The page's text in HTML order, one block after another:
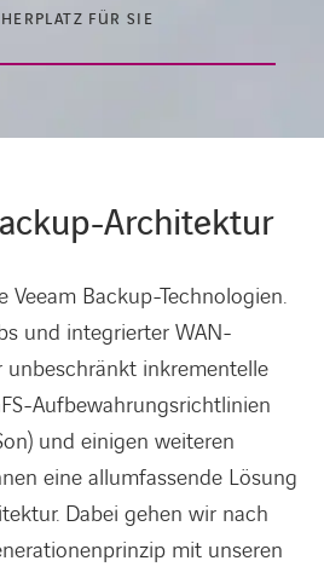
FÜR SIE
Architektur
Backup-Technologien.
und integrierter WAN-
unbeschränkt inkrementelle
Aufbewahrungsrichtlinien
und einigen weiteren
eine allumfassende Lösung
Dabei gehen wir nach
mit unseren